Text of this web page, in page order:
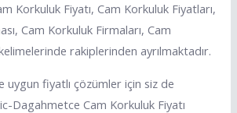
Korkuluk Fiyatı, Cam Korkuluk Fiyatları,
Cam Korkuluk Firmaları, Cam
rakiplerinden ayrılmaktadır.
uygun fiyatlı çözümler için siz de
Dagahmetce Cam Korkuluk Fiyatı